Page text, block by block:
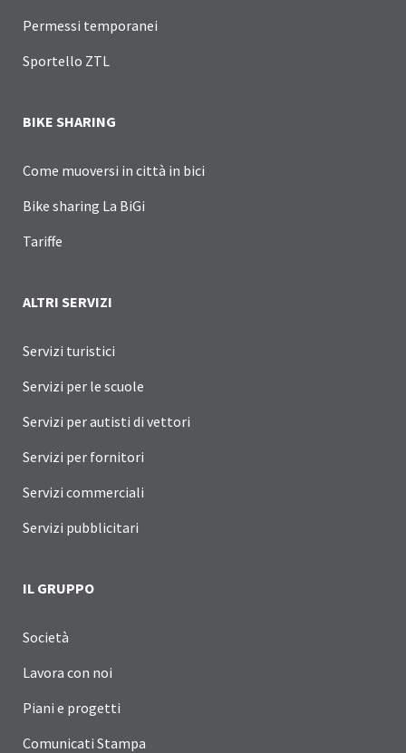
Permessi temporanei
Sportello ZTL
BIKE SHARING
Come muoversi in città in bici
Bike sharing La BiGi
Tariffe
ALTRI SERVIZI
Servizi turistici
Servizi per le scuole
Servizi per autisti di vettori
Servizi per fornitori
Servizi commerciali
Servizi pubblicitari
IL GRUPPO
Società
Lavora con noi
Piani e progetti
Comunicati Stampa